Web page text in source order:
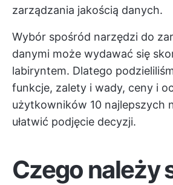
zarządzania jakością danych.
Wybór spośród narzędzi do
danymi może wydawać się
labiryntem. Dlatego
funkcje, zalety i wady, ceny i
użytkowników 10 najlepszych
ułatwić podjęcie decyzji.
Czego należy